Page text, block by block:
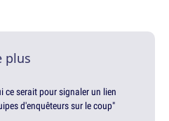
plus
ce serait pour signaler un lien
d'enquêteurs sur le coup"